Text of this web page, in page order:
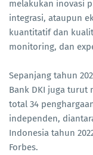
melakukan inovasi
integrasi, ataupun
kuantitatif dan
monitoring, dan
Sepanjang tahun
Bank DKI juga turut
total 34
independen,
Indonesia tahun
Forbes.